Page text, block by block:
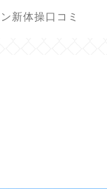
新体操口コミ